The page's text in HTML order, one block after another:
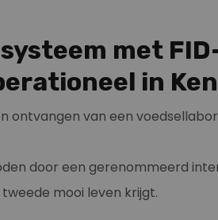
met
in
ontvangen van een
door een gerenommeerd
mooi leven krijgt.